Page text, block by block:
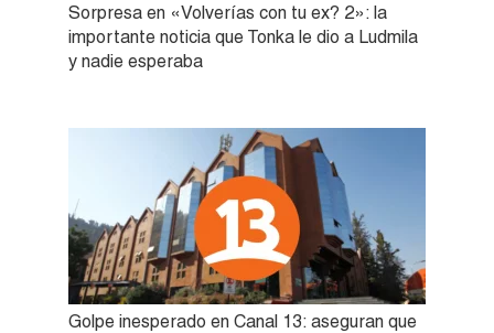
Sorpresa en «Volverías con tu ex? 2»: la
importante noticia que Tonka le dio a Ludmila
y nadie esperaba
Golpe inesperado en Canal 13: aseguran que